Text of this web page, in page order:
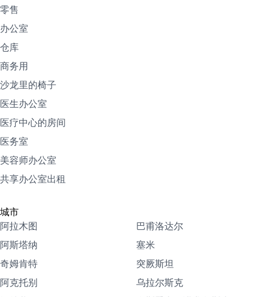
零售
办公室
仓库
商务用
沙龙里的椅子
医生办公室
医疗中心的房间
医务室
美容师办公室
共享办公室出租
城市
阿拉木图
阿斯塔纳
奇姆肯特
阿克托别
巴甫洛达尔
塞米
突厥斯坦
乌拉尔斯克